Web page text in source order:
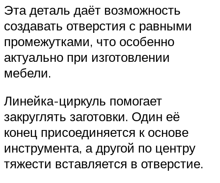
Эта деталь даёт возможность
создавать отверстия с равными
промежутками, что особенно
актуально при изготовлении
мебели.
Линейка-циркуль помогает
закруглять заготовки. Один её
конец присоединяется к основе
инструмента, а другой по центру
тяжести вставляется в отверстие.